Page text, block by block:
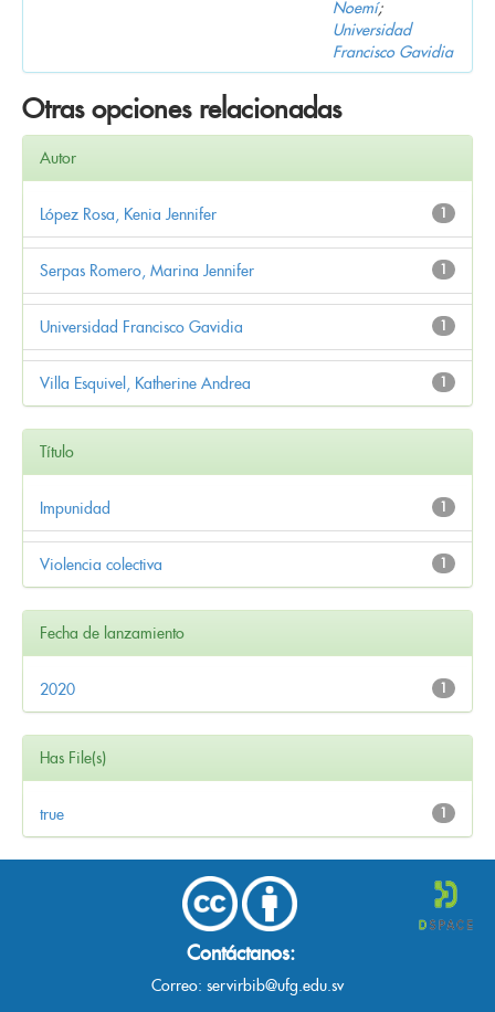
Noemí;
Universidad
Francisco Gavidia
Otras opciones relacionadas
Autor
1
López Rosa, Kenia Jennifer
1
Serpas Romero, Marina Jennifer
1
Universidad Francisco Gavidia
1
Villa Esquivel, Katherine Andrea
Título
1
Impunidad
1
Violencia colectiva
Fecha de lanzamiento
1
2020
Has File(s)
1
true
Contáctanos:
Correo: servirbib@ufg.edu.sv